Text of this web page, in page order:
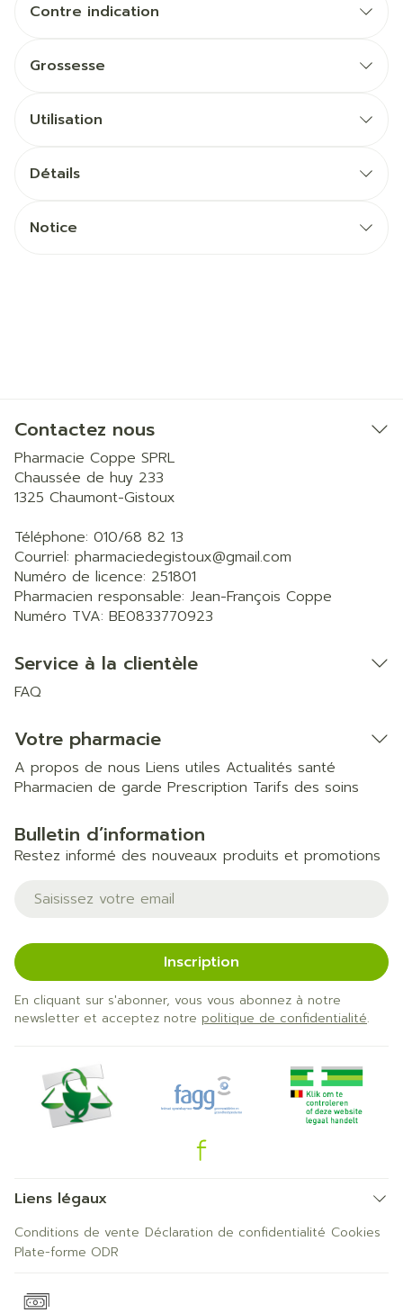
Contre indication
Grossesse
Utilisation
Détails
Notice
Contactez nous
Pharmacie Coppe SPRL
Chaussée de huy 233
1325 Chaumont-Gistoux
Téléphone: 010/68 82 13
Courriel: pharmaciedegistoux@gmail.com
Numéro de licence: 251801
Pharmacien responsable: Jean-François Coppe
Numéro TVA: BE0833770923
Service à la clientèle
FAQ
Votre pharmacie
A propos de nous Liens utiles Actualités santé
Pharmacien de garde Prescription Tarifs des soins
Bulletin d’information
Restez informé des nouveaux produits et promotions
Adresse mail
Inscription
En cliquant sur s'abonner, vous vous abonnez à notre
newsletter et acceptez notre politique de confidentialité.
Liens légaux
Conditions de vente Déclaration de confidentialité Cookies
Plate-forme ODR